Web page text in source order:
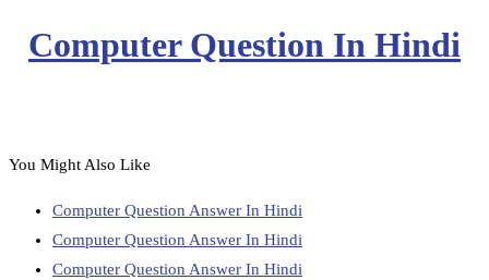
Computer Question In Hindi
You Might Also Like
Computer Question Answer In Hindi
Computer Question Answer In Hindi
Computer Question Answer In Hindi